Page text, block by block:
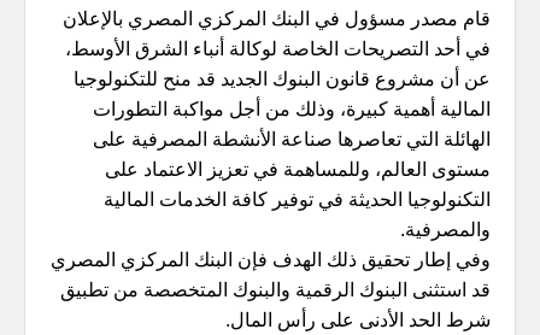
قام مصدر مسؤول في البنك المركزي المصري بالإعلان
في أحد التصريحات الخاصة لوكالة أنباء الشرق الأوسط،
عن أن مشروع قانون البنوك الجديد قد منح للتكنولوجيا
المالية أهمية كبيرة، وذلك من أجل مواكبة التطورات
الهائلة التي تعاصرها صناعة الأنشطة المصرفية على
مستوى العالم، وللمساهمة في تعزيز الاعتماد على
التكنولوجيا الحديثة في توفير كافة الخدمات المالية
والمصرفية.
وفي إطار تحقيق ذلك الهدف فإن البنك المركزي المصري
قد استثنى البنوك الرقمية والبنوك المتخصصة من تطبيق
شرط الحد الأدنى على رأس المال.